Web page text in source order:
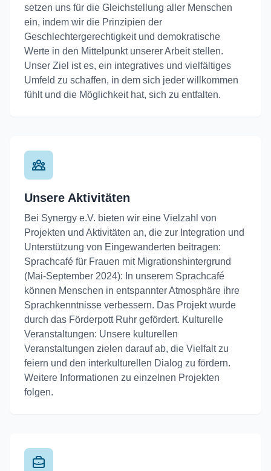
setzen uns für die Gleichstellung aller Menschen
ein, indem wir die Prinzipien der
Geschlechtergerechtigkeit und demokratische
Werte in den Mittelpunkt unserer Arbeit stellen.
Unser Ziel ist es, ein integratives und vielfältiges
Umfeld zu schaffen, in dem sich jeder willkommen
fühlt und die Möglichkeit hat, sich zu entfalten.
Unsere Aktivitäten
Bei Synergy e.V. bieten wir eine Vielzahl von
Projekten und Aktivitäten an, die zur Integration und
Unterstützung von Eingewanderten beitragen:
Sprachcafé für Frauen mit Migrationshintergrund
(Mai-September 2024): In unserem Sprachcafé
können Menschen in entspannter Atmosphäre ihre
Sprachkenntnisse verbessern. Das Projekt wurde
durch das Förderpott Ruhr gefördert. Kulturelle
Veranstaltungen: Unsere kulturellen
Veranstaltungen zielen darauf ab, die Vielfalt zu
feiern und den interkulturellen Dialog zu fördern.
Weitere Informationen zu einzelnen Projekten
folgen.